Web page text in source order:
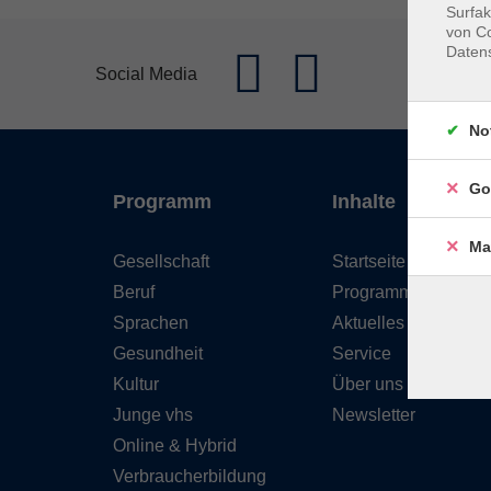
Social Media
Programm
Gesellschaft
Beruf
Sprachen
Gesundheit
Kultur
Junge vhs
Online & Hybrid
Verbraucherbildung
Inhalte
Startseite
Programm
Aktuelles
Service
Über uns
Newsletter
von